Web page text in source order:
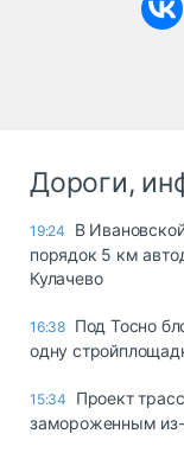
Дороги,
19:24
В
порядок 5 км
Кулачево
16:38 Под Тосно
одну
15:34
Проект
замороженным из-